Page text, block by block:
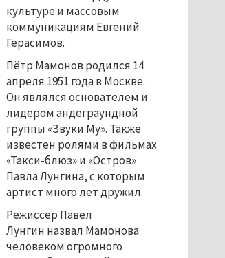
культуре и массовым
коммуникациям Евгений
Герасимов.
Пётр Мамонов родился 14
апреля 1951 года в Москве.
Он являлся основателем и
лидером андеграундной
группы «Звуки Му». Также
известен ролями в фильмах
«Такси-блюз» и «Остров»
Павла Лунгина, с которым
артист много лет дружил.
Режиссёр Павел
Лунгин назвал Мамонова
человеком огромного